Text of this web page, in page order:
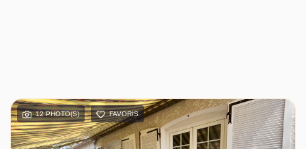
12 PHOTO(S) FAVORIS